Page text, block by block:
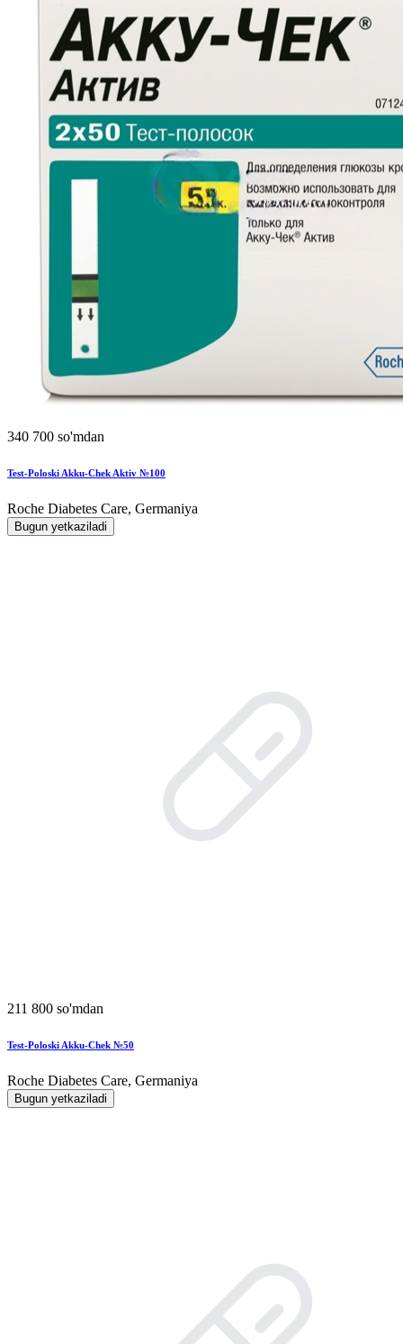
340 700 so'mdan
Test-Poloski Akku-Chek Aktiv №100
Roche Diabetes Care, Germaniya
Bugun yetkaziladi
211 800 so'mdan
Test-Poloski Akku-Chek №50
Roche Diabetes Care, Germaniya
Bugun yetkaziladi